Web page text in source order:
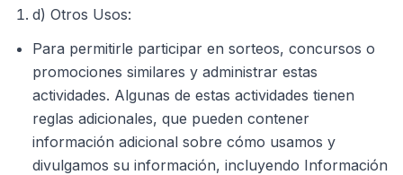
d) Otros Usos:
Para permitirle participar en sorteos, concursos o
promociones similares y administrar estas
actividades. Algunas de estas actividades tienen
reglas adicionales, que pueden contener
información adicional sobre cómo usamos y
divulgamos su información, incluyendo Información